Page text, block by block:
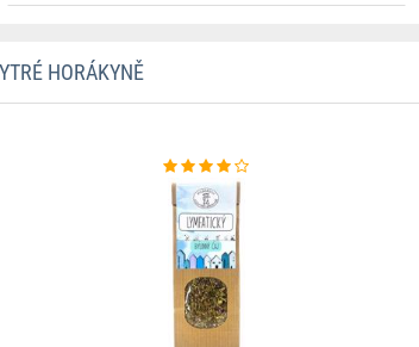
HORÁKYNĚ